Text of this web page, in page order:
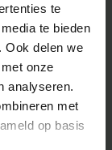
te
te bieden
Ook delen we
onze
analyseren.
met
op basis